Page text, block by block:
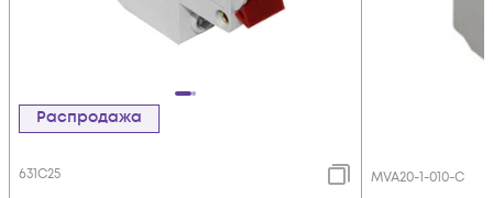
Распродажа
631C25 MVA20-1-010-C